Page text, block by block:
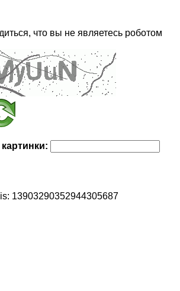
что вы не являетесь роботом
13903290352944305687